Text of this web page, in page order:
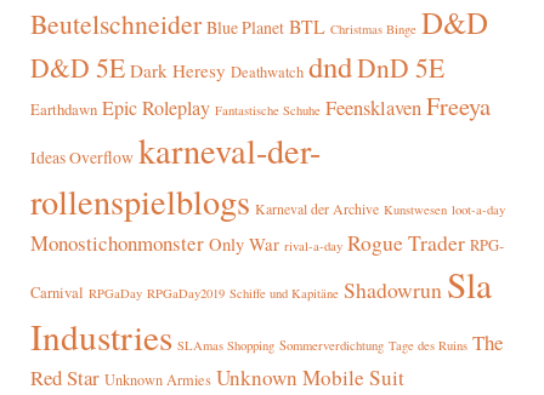
Beutelschneider Blue Planet BTL Christmas Binge D&D
D&D 5E Dark Heresy Deathwatch dndDnD 5E
Earthdawn Epic Roleplay Fantastische Schuhe FeensklavenFreeya
Ideas Overflow karneval-der-
rollenspielblogs Karneval der Archive Kunstwesen loot-a-day
Monostichonmonster Only War rival-a-day Rogue Trader RPG-
Carnival RPGaDay RPGaDay2019 Schiffe und Kapitäne Shadowrun Sla
Industries SLAmas Shopping Sommerverdichtung Tage des Ruins The
Red Star Unknown Armies Unknown Mobile Suit